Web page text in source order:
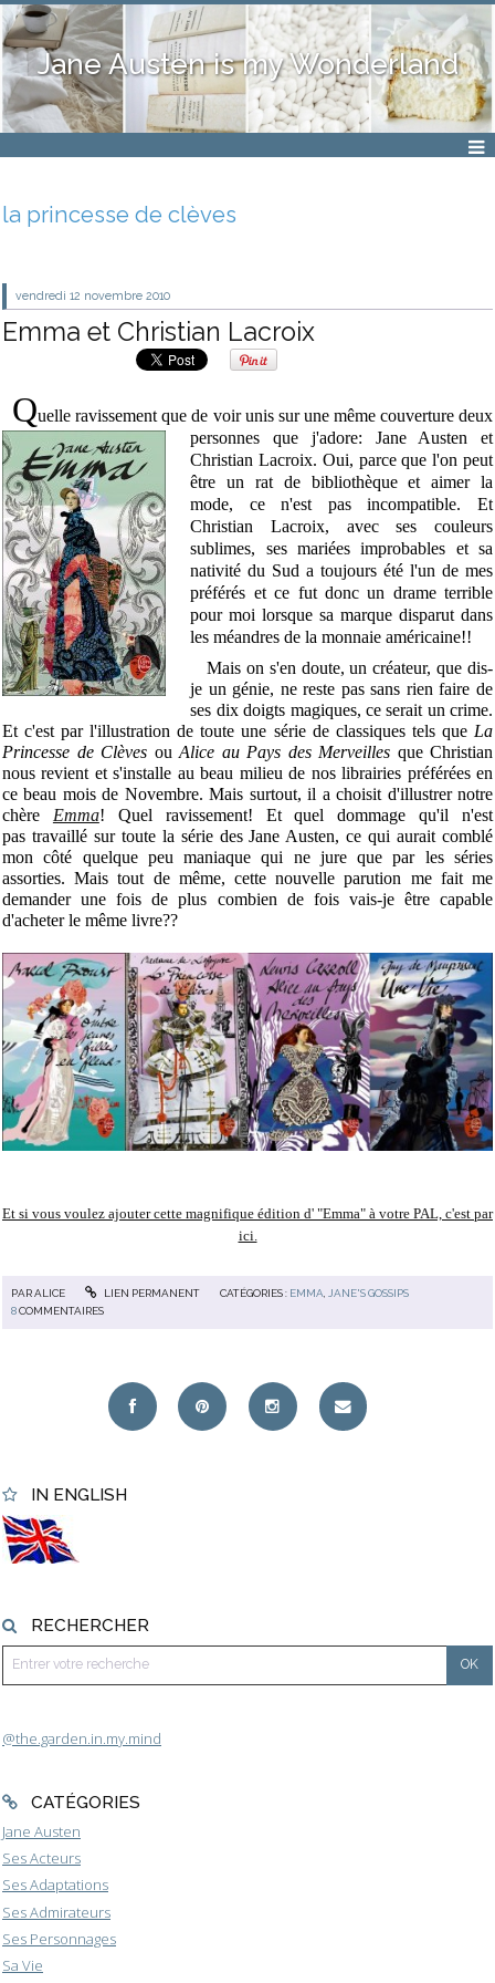
Jane Austen is my Wonderland
la princesse de clèves
vendredi 12 novembre 2010
Emma et Christian Lacroix
Quelle ravissement que de voir unis sur une même couverturedeux
personnes que j'adore: Jane Austen et
Christian Lacroix. Oui, parce que l'on peut
être un rat de bibliothèque et aimer la
mode, ce n'est pas incompatible. Et
Christian Lacroix, avec ses couleurs
sublimes, ses mariées improbables et sa
nativité du Sud a toujours été l'un de mes
préférés et ce fut donc un drame terrible
pour moi lorsque sa marque disparut dans
les méandres de la monnaie américaine!!
Mais on s'en doute, un créateur, que dis-
je un génie, ne reste pas sans rien faire de
ses dix doigts magiques, ce serait un crime.
Et c'est par l'illustration de toute une série de classiques tels que La
Princesse de Clèves ou Alice au Pays des Merveilles que Christian
nous revient et s'installe au beau milieu de nos librairies préférées en
ce beau mois de Novembre. Mais surtout, il a choisit d'illustrer notre
chère Emma! Quel ravissement! Et quel dommage qu'il n'est
pas travaillé sur toute la série des Jane Austen, ce qui aurait comblé
mon côté quelque peu maniaque qui ne jure que par les séries
assorties. Mais tout de même, cette nouvelle parution me fait me
demander une fois de plus combien de fois vais-je être capable
d'acheter le même livre??
Et si vous voulez ajouter cette magnifique édition d' "Emma" à votre PAL, c'est par
ici.
PARALICE LIEN PERMANENT CATÉGORIES : EMMA
JANE'S GOSSIPS
8COMMENTAIRES
IN ENGLISH
RECHERCHER
@the.garden.in.my.mind
CATÉGORIES
Jane Austen
Ses Acteurs
Ses Adaptations
Ses Admirateurs
Ses Personnages
Sa Vie